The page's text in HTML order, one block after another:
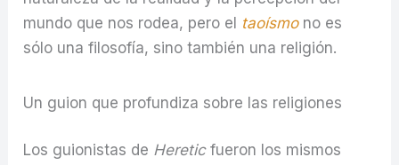
mundo que nos rodea, pero el taoísmono es
sólo una filosofía, sino también una religión.
Un guion que profundiza sobre las religiones
Los guionistas de Hereticfueron los mismos